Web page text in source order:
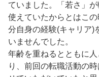
ていました。「若さ」
使えていたからとはこ
分自身の経験(キャリア)
いませんでした。
年齢を重ねるとともに
り、前回の転職活動の